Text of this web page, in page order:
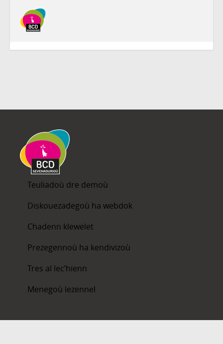
Teuliadoù dre demoù
Diskouezadegoù ha webdok
Chadenn klewelet
Prezegennoù ha kendivizoù
Tres al lec’hienn
Menegoù lezennel